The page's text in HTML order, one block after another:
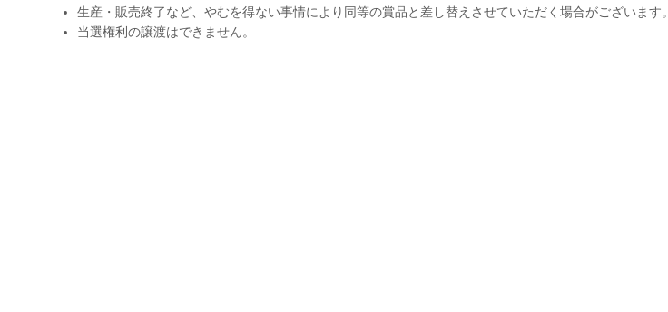
生産・販売終了など、やむを得ない事情により同等の賞品と差し替えさせていただく場合がございます。
当選権利の譲渡はできません。